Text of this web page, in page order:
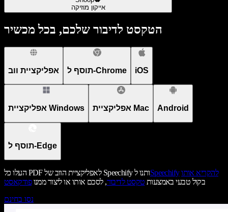
אייקון מוזיקה
הטקסט לדיבור שלכם, בכל מכשיר
אפליקציית ווב תוסף ל-Chrome iOS
אפליקציית Windows אפליקציית Mac Android
תוסף ל-Edge
העלו כל PDF לאפליקציית הווב של Speechify ותנו לSpeechify להקריא אותו
בקול טבעי באמצעות טקסט לדיבור, לסכם אותו או ליצור ממנופודקאסט
נסו בחינם